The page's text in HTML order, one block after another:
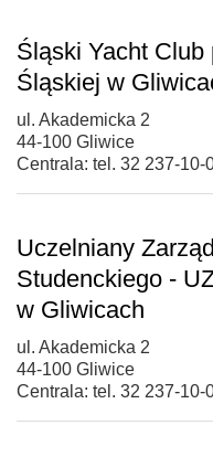
Śląski Yacht
Śląskiej w
ul. Akademicka 2
44-100 Gliwice
Centrala: tel. 32 237-10-
Uczelniany
Studenckiego -
w Gliwicach
ul. Akademicka 2
44-100 Gliwice
Centrala: tel. 32 237-10-